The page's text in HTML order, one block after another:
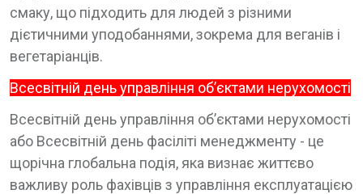
смаку, що підходить для людей з різними
дієтичними уподобаннями, зокрема для веганів і
вегетаріанців.
Всесвітній день управління об’єктами нерухомості
Всесвітній день управління об’єктами нерухомості
або Всесвітній день фасіліті менеджменту - це
щорічна глобальна подія, яка визнає життєво
важливу роль фахівців з управління експлуатацією